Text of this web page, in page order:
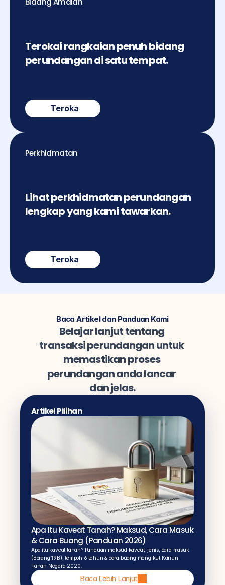
Terokai rangkaian penuh bidang
perundangan di satu tempat.
Teroka
Perkhidmatan
Lihat perkhidmatan perundangan
lengkap yang kami tawarkan.
Teroka
Baca Artikel dan Panduan Kami
Belajar lanjut tentang
transaksi perundangan untuk
memastikan proses
perundangan anda lancar
dan jelas.
Artikel Pilihan
Apa Itu Kaveat Tanah? Maksud, Cara Masuk
& Cara Buang (Panduan 2026)
Apa itu kaveat tanah? Panduan maksud kaveat, jenis, cara masuk
(Borang 19B), tempoh 6 tahun & cara buang mengikut Kanun
Tanah Negara 2020.
Baca Lebih Lanjut